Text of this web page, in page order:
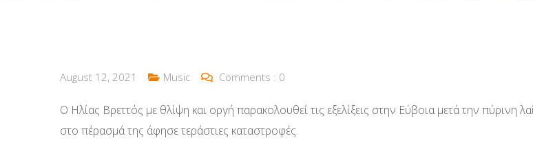
August 12, 2021 Music Comments : 0
Ο Ηλίας Βρεττός με θλίψη και οργή παρακολουθεί τις εξελίξεις στην Εύβοια μετά την πύρινη
στο πέρασμά της άφησε τεράστιες καταστροφές.